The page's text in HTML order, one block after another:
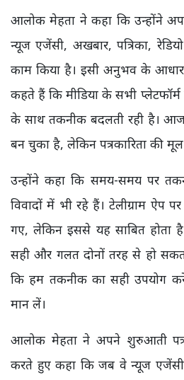
आलोक मेहता ने कहा कि उन्होंने
न्यूज एजेंसी, अखबार, पत्रिका,
काम किया है। इसी अनुभव के
कहते हैं कि मीडिया के सभी
के साथ तकनीक बदलती रही है। आज
बन चुका है, लेकिन पत्रकारिता की
उन्होंने कहा कि समय-समय पर
विवादों में भी रहे हैं। टेलीग्राम ऐप
गए, लेकिन इससे यह साबित होता
सही और गलत दोनों तरह से हो
कि हम तकनीक का सही उपयोग
मान लें।
आलोक मेहता ने अपने शुरुआती
करते हुए कहा कि जब वे न्यूज